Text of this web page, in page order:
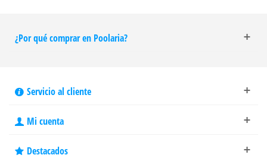
¿Por qué comprar en Poolaria?
Servicio al cliente
Mi cuenta
Destacados